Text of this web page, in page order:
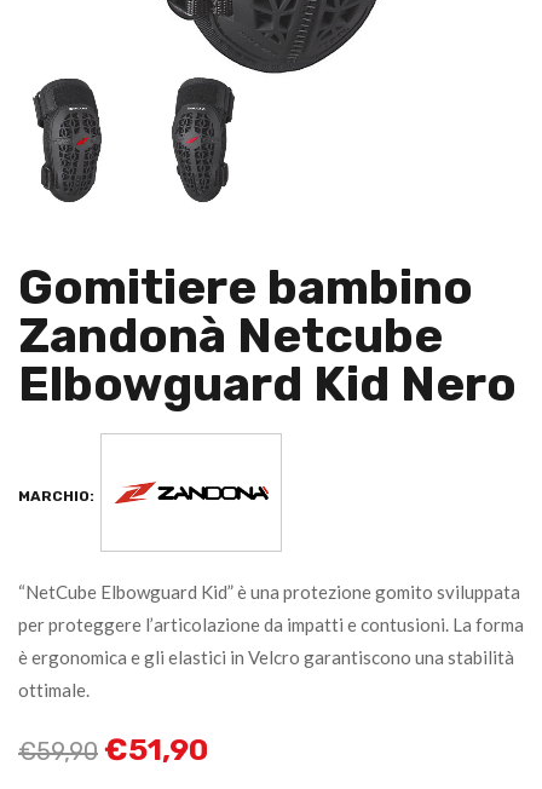
Gomitiere bambino
Zandonà Netcube
Elbowguard Kid Nero
MARCHIO:
“NetCube Elbowguard Kid” è una protezione gomito sviluppata
per proteggere l’articolazione da impatti e contusioni. La forma
è ergonomica e gli elastici in Velcro garantiscono una stabilità
ottimale.
€59,90 €51,90